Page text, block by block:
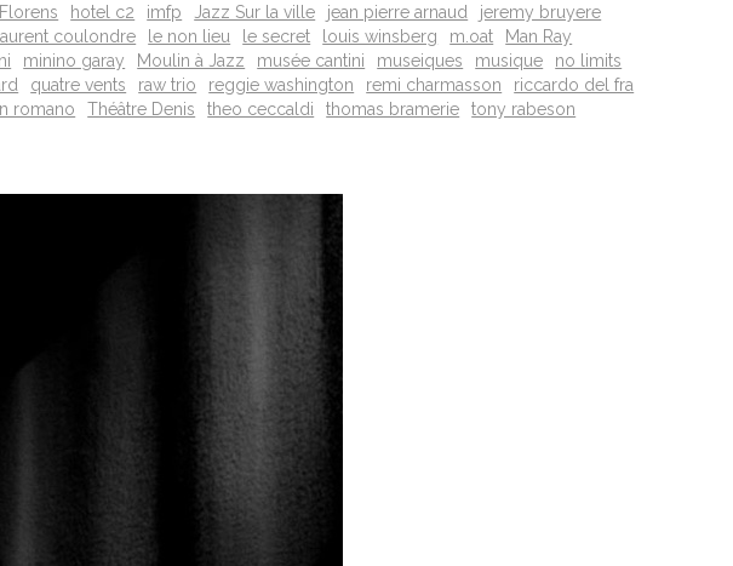
hotel c2 imfp Jazz Sur la ville jean pierre arnaud
jeremy bruyere
laurent coulondre le non lieu le secret louis winsberg m.oat
Man Ray
minino garay Moulin à Jazz musée cantini museiques musique
no limits
quatre vents raw trio reggie washington remi charmasson
riccardo del fra
romano Théâtre Denis theo ceccaldi thomas bramerie
tony rabeson